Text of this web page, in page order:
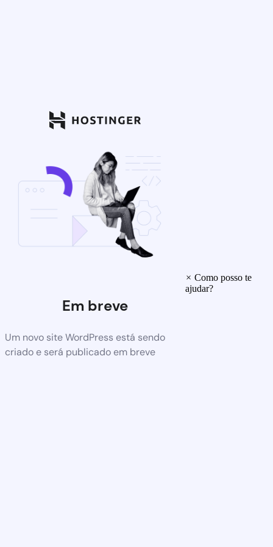
Em breve
Um novo site WordPress está sendo
criado e será publicado em breve
× Como posso te
ajudar?